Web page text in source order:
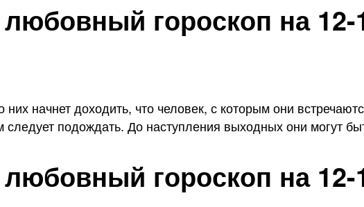
гороскоп на 12-
начнет доходить, что человек, с которым они
следует подождать. До наступления выходных они могут
гороскоп на 12-